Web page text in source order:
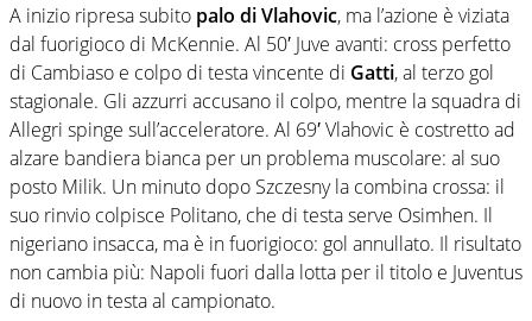
A inizio ripresa subito palo di Vlahovic, ma l’azione è viziata
dal fuorigioco di McKennie. Al 50′ Juve avanti: cross perfetto
di Cambiaso e colpo di testa vincente di Gatti, al terzo gol
stagionale. Gli azzurri accusano il colpo, mentre la squadra di
Allegri spinge sull’acceleratore. Al 69′ Vlahovic è costretto ad
alzare bandiera bianca per un problema muscolare: al suo
posto Milik. Un minuto dopo Szczesny la combina crossa: il
suo rinvio colpisce Politano, che di testa serve Osimhen. Il
nigeriano insacca, ma è in fuorigioco: gol annullato. Il risultato
non cambia più: Napoli fuori dalla lotta per il titolo e Juventus
di nuovo in testa al campionato.